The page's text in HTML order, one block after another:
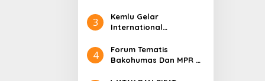
untuk DBON
3
​Kemlu Gelar
International
Diplomacy (ICDD)
4
Forum Tematis
Bakohumas Dan MPR RI